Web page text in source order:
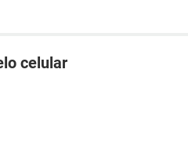
celular